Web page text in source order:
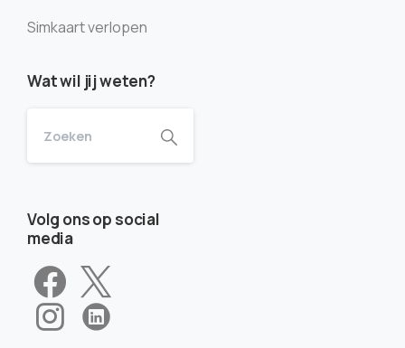
Simkaart verlopen
Wat wil jij weten?
Volg ons op social
media